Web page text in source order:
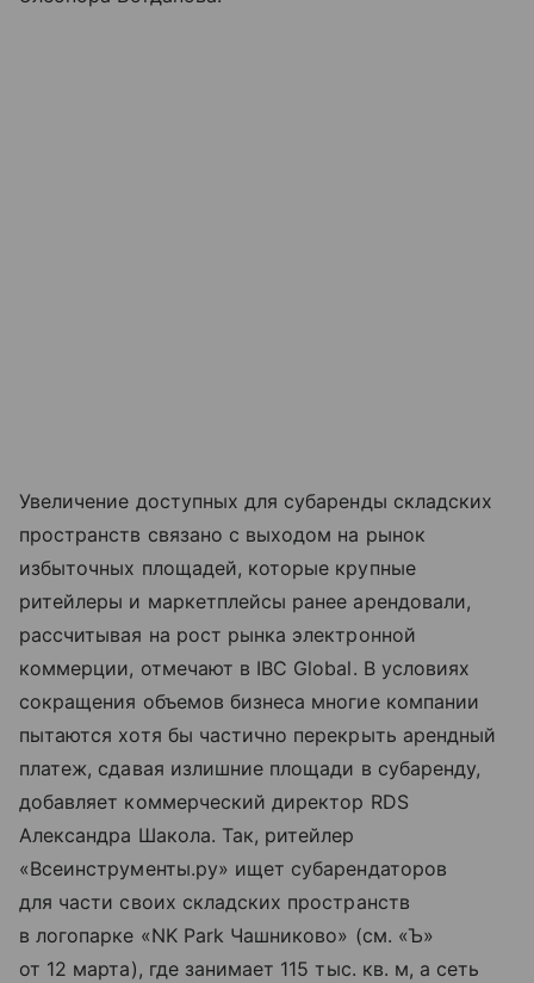
Увеличение доступных для субаренды складских
пространств связано с выходом на рынок
избыточных площадей, которые крупные
ритейлеры и маркетплейсы ранее арендовали,
рассчитывая на рост рынка электронной
коммерции, отмечают в IBC Global. В условиях
сокращения объемов бизнеса многие компании
пытаются хотя бы частично перекрыть арендный
платеж, сдавая излишние площади в субаренду,
добавляет коммерческий директор RDS
Александра Шакола. Так, ритейлер
«Всеинструменты.ру» ищет субарендаторов
для части своих складских пространств
в логопарке «NK Park Чашниково» (см. «Ъ»
от 12 марта), где занимает 115 тыс. кв. м, а сеть